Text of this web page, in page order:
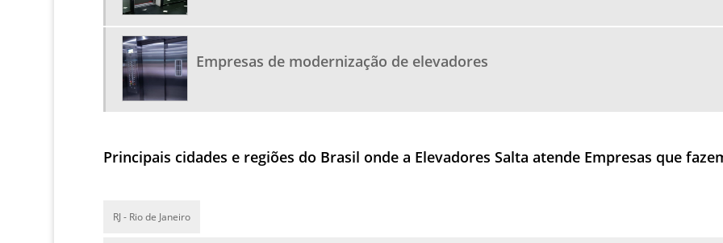
Empresas de modernização de elevadores
Principais cidades e regiões do Brasil onde a Elevadores Salta atende Empresas que
RJ - Rio de Janeiro